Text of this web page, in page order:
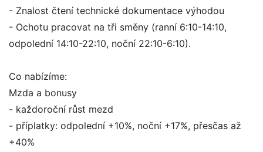
- Znalost čtení technické dokumentace výhodou
- Ochotu pracovat na tři směny (ranní 6:10-14:10,
odpolední 14:10-22:10, noční 22:10-6:10).
Co nabízíme:
Mzda a bonusy
- každoroční růst mezd
- příplatky: odpolední +10%, noční +17%, přesčas až
+40%